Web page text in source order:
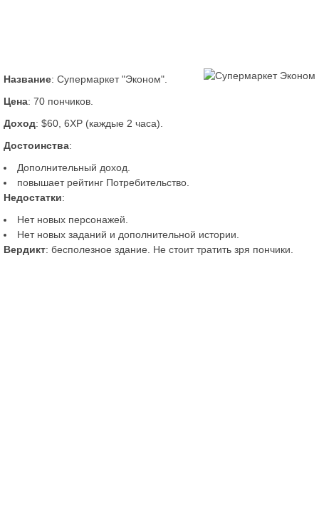
Название: Супермаркет "Эконом".
Цена: 70 пончиков.
Доход: $60, 6XP (каждые 2 часа).
Достоинства:
Дополнительный доход.
повышает рейтинг Потребительство.
Недостатки:
Нет новых персонажей.
Нет новых заданий и дополнительной истории.
Вердикт: бесполезное здание. Не стоит тратить зря пончики.